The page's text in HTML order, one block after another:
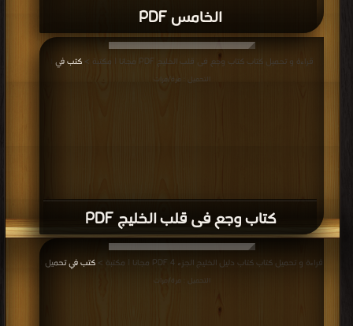
الخامس PDF
كتاب وجع فى قلب الخليج PDF
قراءة و تحميل كتاب كتاب وجع فى قلب الخليج PDF مجانا | مكتبة > كتب في
التحميل : مرة/مرات
قراءة و تحميل كتاب كتاب دليل الخليج الجزء 4 PDF مجانا | مكتبة > كتب في تحميل
التحميل : مرة/مرات